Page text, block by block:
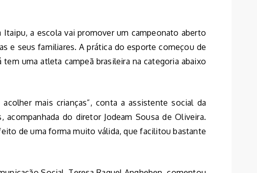
a escola vai promover um campeonato aberto
e seus familiares. A prática do esporte começou de
uma atleta campeã brasileira na categoria abaixo
mais crianças”, conta a assistente social da
acompanhada do diretor Jodeam Sousa de Oliveira.
de uma forma muito válida, que facilitou bastante